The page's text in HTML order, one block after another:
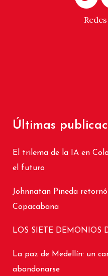
Últimas
El trilema de la IA en
el futuro
Johnnatan Pineda
Copacabana
LOS SIETE DEMONIOS
La paz de Medellín: un
abandonarse